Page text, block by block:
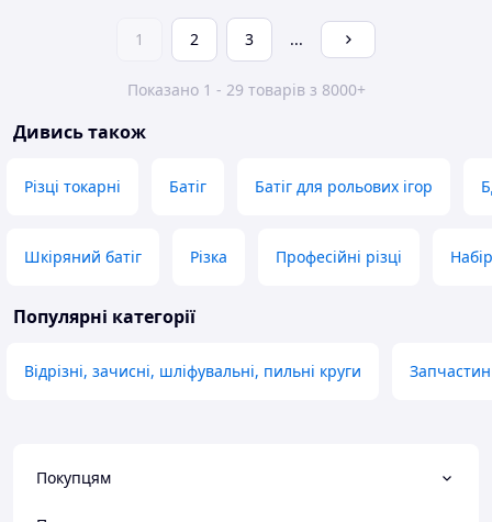
1 2 3 ...
Показано 1 - 29 товарів з 8000+
Дивись також
Різці токарні Батіг Батіг для рольових ігор
Шкіряний батіг Різка Професійні різці
Популярні категорії
Відрізні, зачисні, шліфувальні, пильні круги
Покупцям